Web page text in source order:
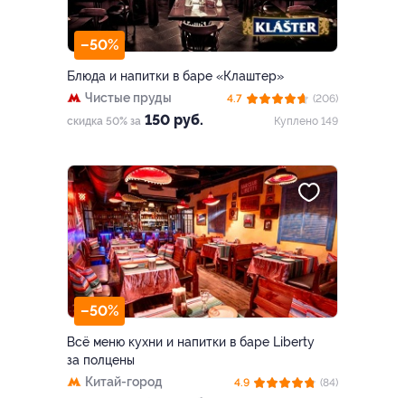
–50%
Блюда и напитки в баре «Клаштер»
Чистые пруды
скидка 50% за 150 руб.
4.7
(206)
Куплено 149
–50%
Всё меню кухни и напитки в баре Liberty
за полцены
Китай-город
4.9
(84)